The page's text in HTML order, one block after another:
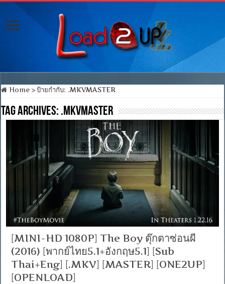
Home > ป้ายกำกับ: .MKVMASTER
Tag Archives: .MKVMASTER
[MINI-HD 1080P] The Boy ตุ๊กตาซ่อนผี
(2016) [พากย์ไทย5.1+อังกฤษ5.1] [Sub
Thai+Eng] [.MKV] [MASTER] [ONE2UP]
[OPENLOAD]